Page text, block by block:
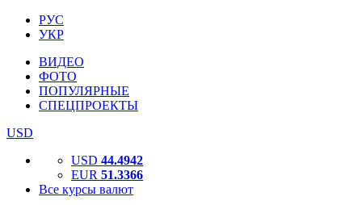
РУС
УКР
ВИДЕО
ФОТО
ПОПУЛЯРНЫЕ
СПЕЦПРОЕКТЫ
USD
USD 44.4942
EUR 51.3366
Все курсы валют